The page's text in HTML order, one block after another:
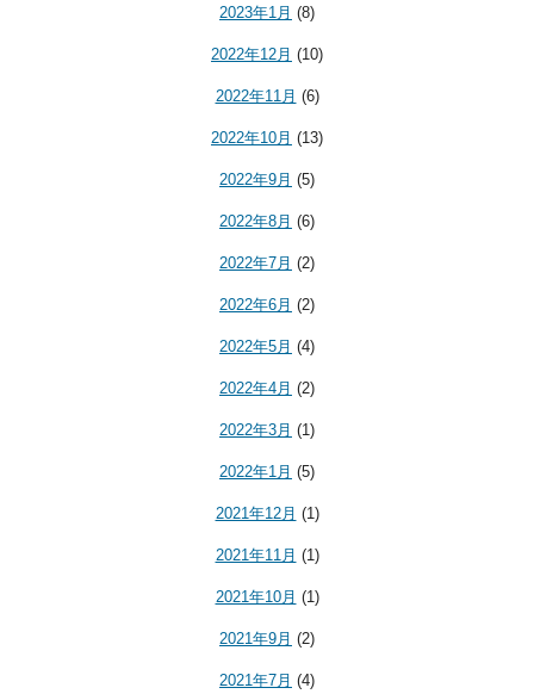
2023年1月 (8)
2022年12月 (10)
2022年11月 (6)
2022年10月 (13)
2022年9月 (5)
2022年8月 (6)
2022年7月 (2)
2022年6月 (2)
2022年5月 (4)
2022年4月 (2)
2022年3月 (1)
2022年1月 (5)
2021年12月 (1)
2021年11月 (1)
2021年10月 (1)
2021年9月 (2)
2021年7月 (4)